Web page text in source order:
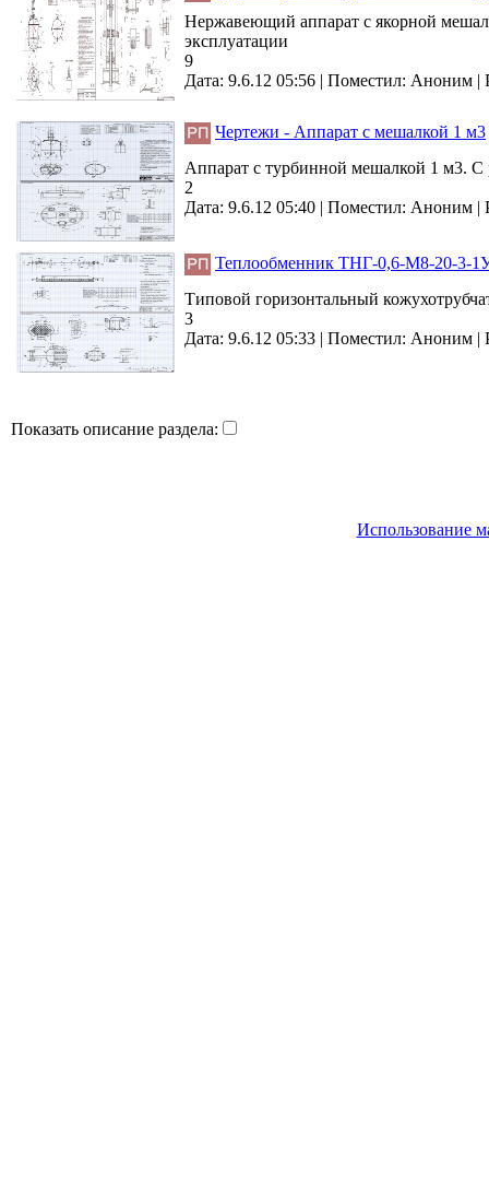
Нержавеющий аппарат с якорной
эксплуатации
9
Дата: 9.6.12 05:56 | Поместил: Аноним |
Чертежи - Аппарат с мешалкой 1 м3
Аппарат с турбинной мешалкой 1 м3. С
2
Дата: 9.6.12 05:40 | Поместил: Аноним |
Теплообменник ТНГ-0,6-М8-20-3-
Типовой горизонтальный
3
Дата: 9.6.12 05:33 | Поместил: Аноним |
Показать описание раздела:
Использование